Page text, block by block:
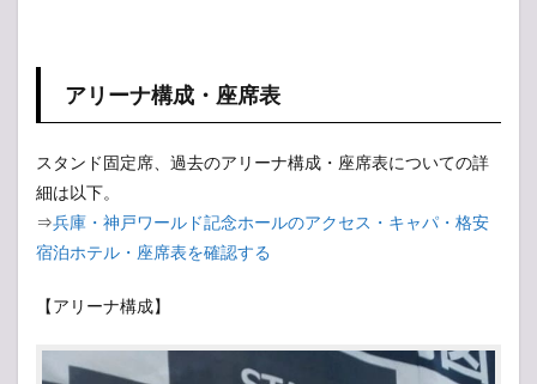
アリーナ構成・座席表
スタンド固定席、過去のアリーナ構成・座席表についての詳
細は以下。
⇒兵庫・神戸ワールド記念ホールのアクセス・キャパ・格安
宿泊ホテル・座席表を確認する
【アリーナ構成】